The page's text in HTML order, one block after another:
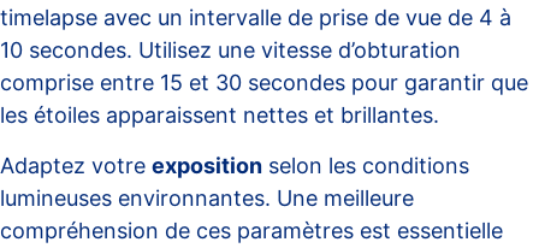
timelapse avec un intervalle de prise de vue de 4 à
10 secondes. Utilisez une vitesse d’obturation
comprise entre 15 et 30 secondes pour garantir que
les étoiles apparaissent nettes et brillantes.
Adaptez votre exposition selon les conditions
lumineuses environnantes. Une meilleure
compréhension de ces paramètres est essentielle